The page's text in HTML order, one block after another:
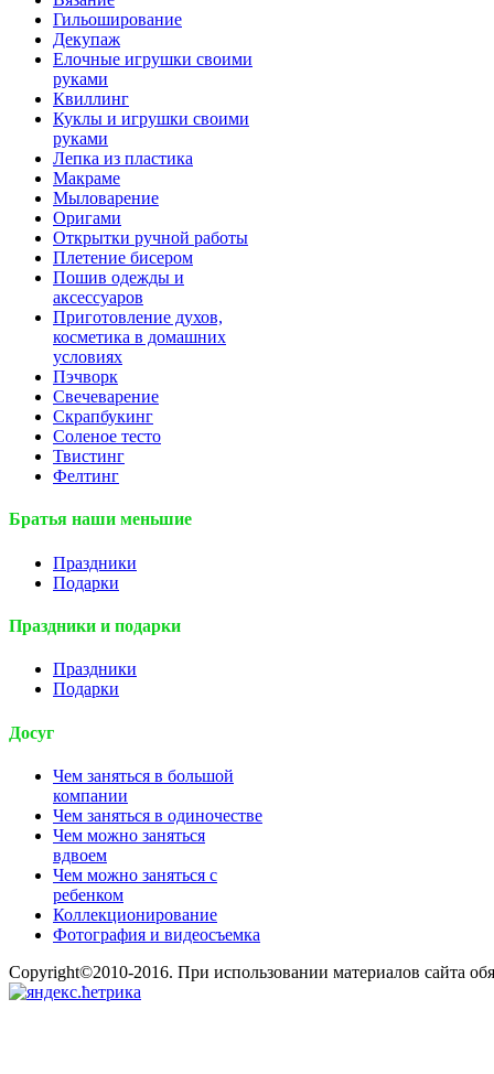
Гильоширование
Декупаж
Елочные игрушки своими
руками
Квиллинг
Куклы и игрушки своими
руками
Лепка из пластика
Макраме
Мыловарение
Оригами
Открытки ручной работы
Плетение бисером
Пошив одежды и
аксессуаров
Приготовление духов,
косметика в домашних
условиях
Пэчворк
Свечеварение
Скрапбукинг
Соленое тесто
Твистинг
Фелтинг
Братья наши меньшие
Праздники
Подарки
Праздники и подарки
Праздники
Подарки
Досуг
Чем заняться в большой
компании
Чем заняться в одиночестве
Чем можно заняться
вдвоем
Чем можно заняться с
ребенком
Коллекционирование
Фотография и видеосъемка
Copyright©2010-2016. При использовании материалов сайта